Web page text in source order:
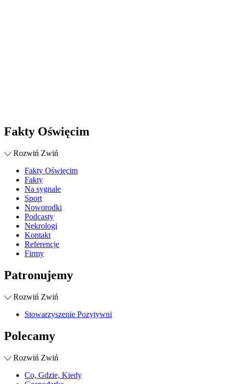
Fakty Oświęcim
Rozwiń Zwiń
Fakty Oświęcim
Fakty
Na sygnale
Sport
Noworodki
Podcasty
Nekrologi
Kontakt
Referencje
Firmy
Patronujemy
Rozwiń Zwiń
Stowarzyszenie Pozytywni
Polecamy
Rozwiń Zwiń
Co, Gdzie, Kiedy